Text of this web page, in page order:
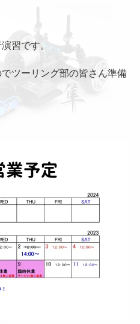
習です。
ツーリング部の皆さん準備